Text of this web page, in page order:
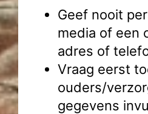
Geef nooit
media of een
adres of
Vraag eerst
ouders/
gegevens